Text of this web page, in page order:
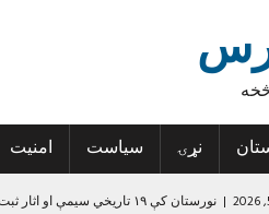
نړۍ سیاست امنیت
| نورستان کې ۱۹ تاریخي سیمې او اثار ثبت شوي